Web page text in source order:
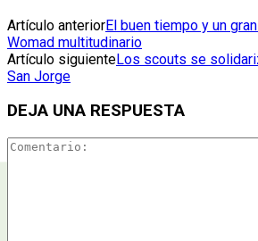
Artículo anteriorEl buen tiempo y un
Womad multitudinario
Artículo siguienteLos scouts se
San Jorge
DEJA UNA RESPUESTA